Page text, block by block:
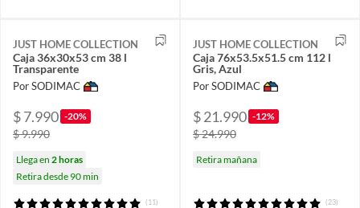
JUST HOME COLLECTION
Caja 36x30x53 cm 38 l
Transparente
Por SODIMAC
$ 7.990 -20%
$ 9.990
Llega en 2 horas
Retira desde 90 min
(11)
JUST HOME COLLECTION
Caja 76x53.5x51.5 cm 112 l
Gris, Azul
Por SODIMAC
$ 21.990 -12%
$ 24.990
Retira mañana
(23)